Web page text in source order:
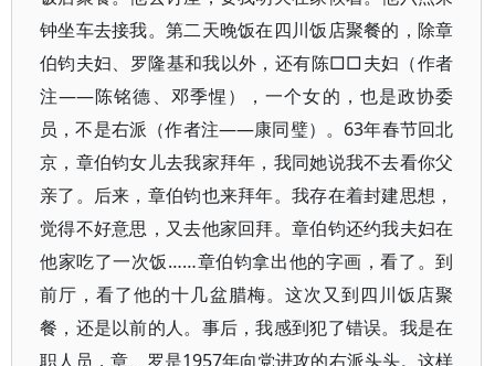
钟坐车去接我。第二天晚饭在四川饭店聚餐的，除章
伯钧夫妇、罗隆基和我以外，还有陈□□夫妇（作者
注——陈铭德、邓季惺），一个女的，也是政协委
员，不是右派（作者注——康同璧）。63年春节回北
京，章伯钧女儿去我家拜年，我同她说我不去看你父
亲了。后来，章伯钧也来拜年。我存在着封建思想，
觉得不好意思，又去他家回拜。章伯钧还约我夫妇在
他家吃了一次饭……章伯钧拿出他的字画，看了。到
前厅，看了他的十几盆腊梅。这次又到四川饭店聚
餐，还是以前的人。事后，我感到犯了错误。我是在
职人员，章、罗是1957年向党进攻的右派头头。这样